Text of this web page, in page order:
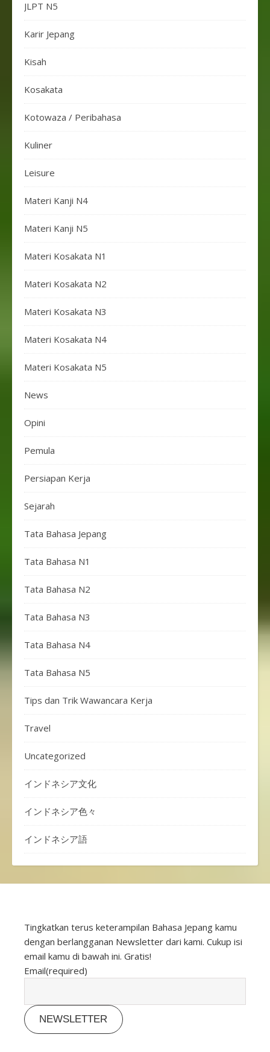
JLPT N5
Karir Jepang
Kisah
Kosakata
Kotowaza / Peribahasa
Kuliner
Leisure
Materi Kanji N4
Materi Kanji N5
Materi Kosakata N1
Materi Kosakata N2
Materi Kosakata N3
Materi Kosakata N4
Materi Kosakata N5
News
Opini
Pemula
Persiapan Kerja
Sejarah
Tata Bahasa Jepang
Tata Bahasa N1
Tata Bahasa N2
Tata Bahasa N3
Tata Bahasa N4
Tata Bahasa N5
Tips dan Trik Wawancara Kerja
Travel
Uncategorized
インドネシア文化
インドネシア色々
インドネシア語
Tingkatkan terus keterampilan Bahasa Jepang kamu
dengan berlangganan Newsletter dari kami. Cukup isi
email kamu di bawah ini. Gratis!
Email(required)
NEWSLETTER